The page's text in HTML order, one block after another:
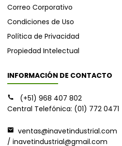
Correo Corporativo
Condiciones de Uso
Política de Privacidad
Propiedad Intelectual
INFORMACIÓN DE CONTACTO
(+51) 968 407 802
Central Telefónica: (01) 772 0471
ventas@inavetindustrial.com
/ inavetindustrial@gmail.com